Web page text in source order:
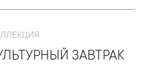
ЗАВТРАК